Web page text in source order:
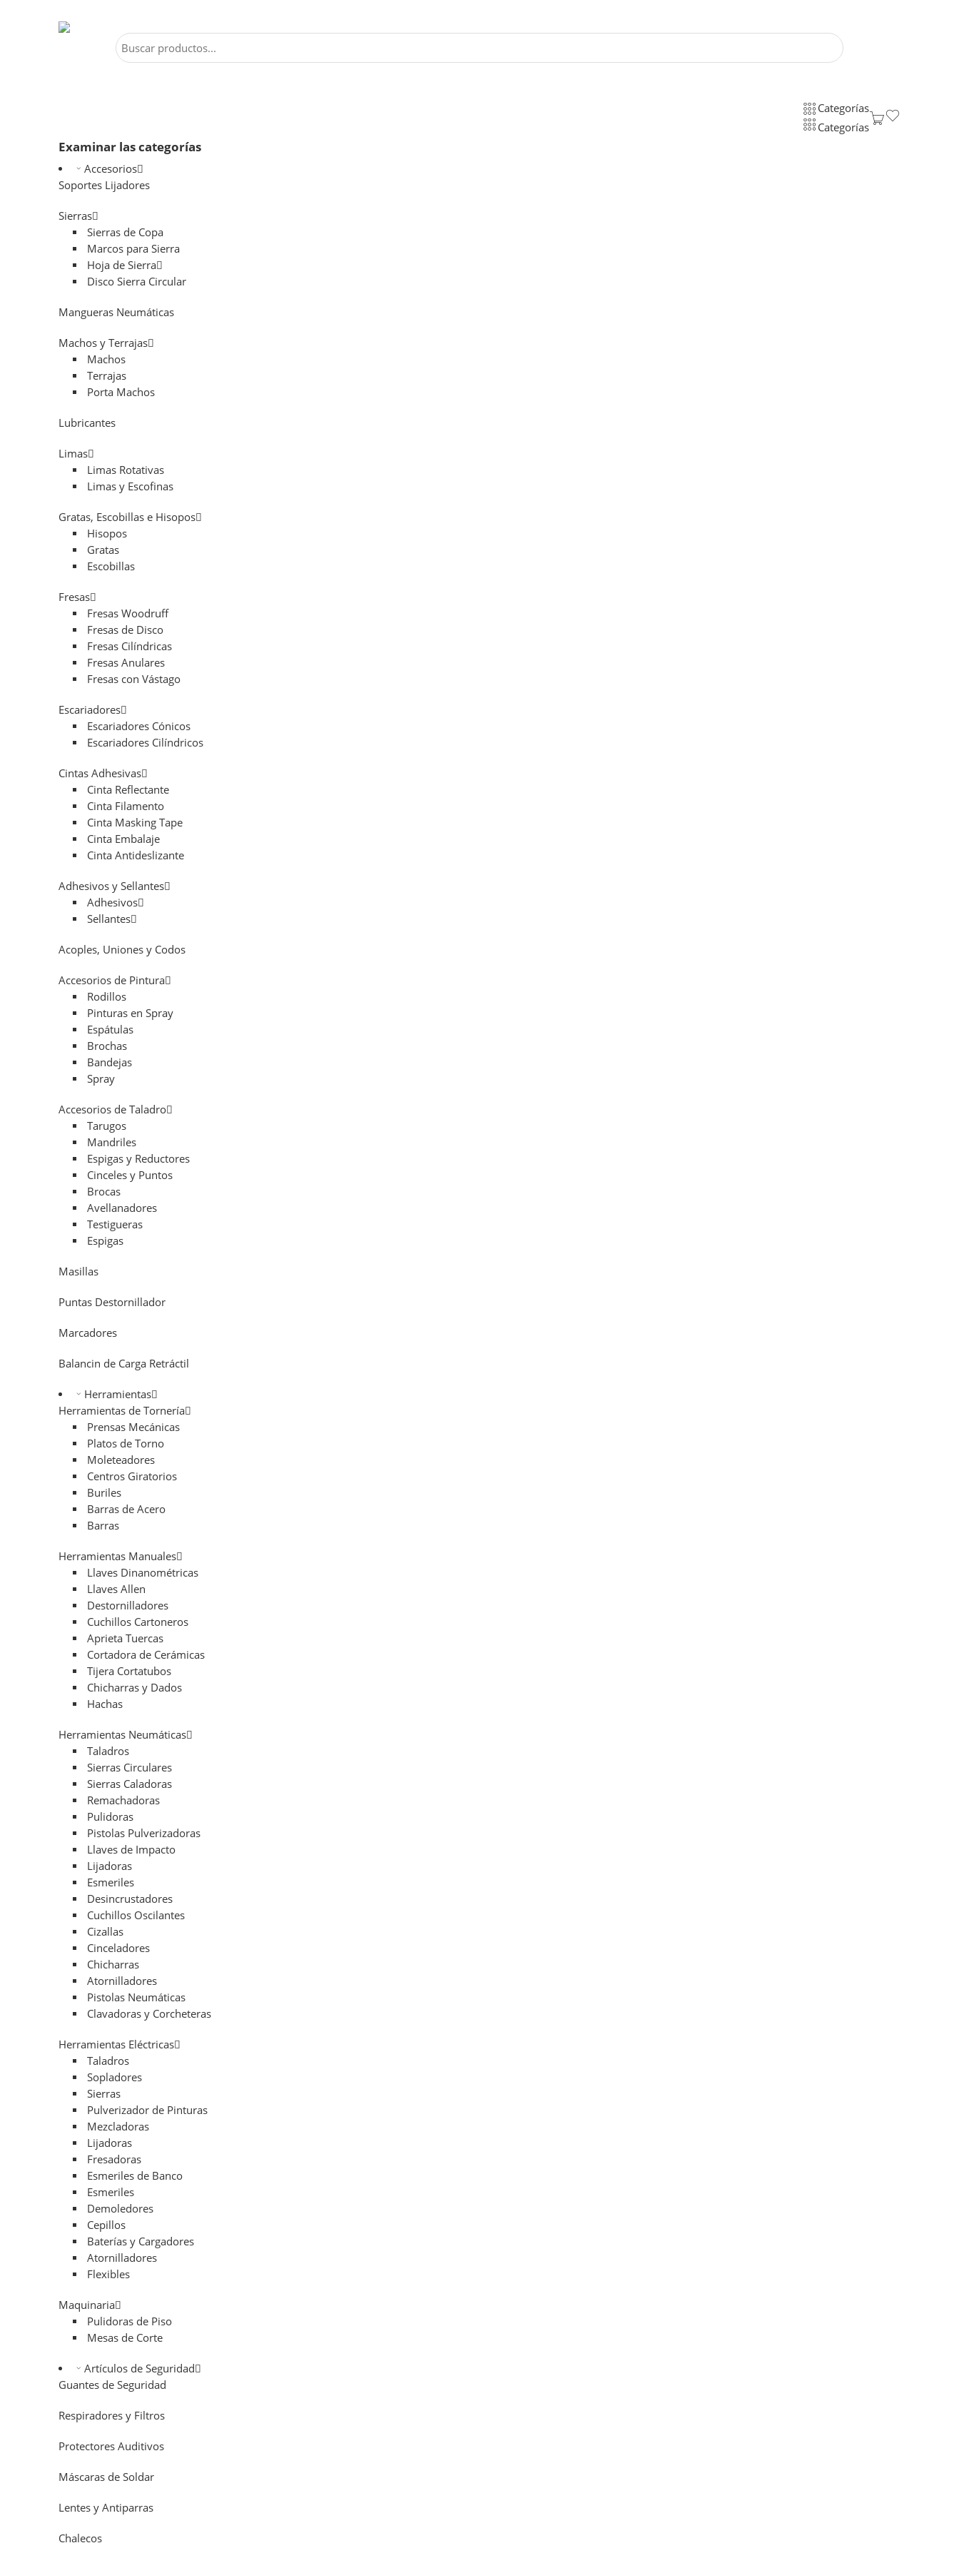
Categorías
Categorías
Examinar las categorías
Accesorios
Soportes Lijadores
Sierras
Sierras de Copa
Marcos para Sierra
Hoja de Sierra
Disco Sierra Circular
Mangueras Neumáticas
Machos y Terrajas
Machos
Terrajas
Porta Machos
Lubricantes
Limas
Limas Rotativas
Limas y Escofinas
Gratas, Escobillas e Hisopos
Hisopos
Gratas
Escobillas
Fresas
Fresas Woodruff
Fresas de Disco
Fresas Cilíndricas
Fresas Anulares
Fresas con Vástago
Escariadores
Escariadores Cónicos
Escariadores Cilíndricos
Cintas Adhesivas
Cinta Reflectante
Cinta Filamento
Cinta Masking Tape
Cinta Embalaje
Cinta Antideslizante
Adhesivos y Sellantes
Adhesivos
Sellantes
Acoples, Uniones y Codos
Accesorios de Pintura
Rodillos
Pinturas en Spray
Espátulas
Brochas
Bandejas
Spray
Accesorios de Taladro
Tarugos
Mandriles
Espigas y Reductores
Cinceles y Puntos
Brocas
Avellanadores
Testigueras
Espigas
Masillas
Puntas Destornillador
Marcadores
Balancin de Carga Retráctil
Herramientas
Herramientas de Tornería
Prensas Mecánicas
Platos de Torno
Moleteadores
Centros Giratorios
Buriles
Barras de Acero
Barras
Herramientas Manuales
Llaves Dinanométricas
Llaves Allen
Destornilladores
Cuchillos Cartoneros
Aprieta Tuercas
Cortadora de Cerámicas
Tijera Cortatubos
Chicharras y Dados
Hachas
Herramientas Neumáticas
Taladros
Sierras Circulares
Sierras Caladoras
Remachadoras
Pulidoras
Pistolas Pulverizadoras
Llaves de Impacto
Lijadoras
Esmeriles
Desincrustadores
Cuchillos Oscilantes
Cizallas
Cinceladores
Chicharras
Atornilladores
Pistolas Neumáticas
Clavadoras y Corcheteras
Herramientas Eléctricas
Taladros
Sopladores
Sierras
Pulverizador de Pinturas
Mezcladoras
Lijadoras
Fresadoras
Esmeriles de Banco
Esmeriles
Demoledores
Cepillos
Baterías y Cargadores
Atornilladores
Flexibles
Maquinaria
Pulidoras de Piso
Mesas de Corte
Artículos de Seguridad
Guantes de Seguridad
Respiradores y Filtros
Protectores Auditivos
Máscaras de Soldar
Lentes y Antiparras
Chalecos